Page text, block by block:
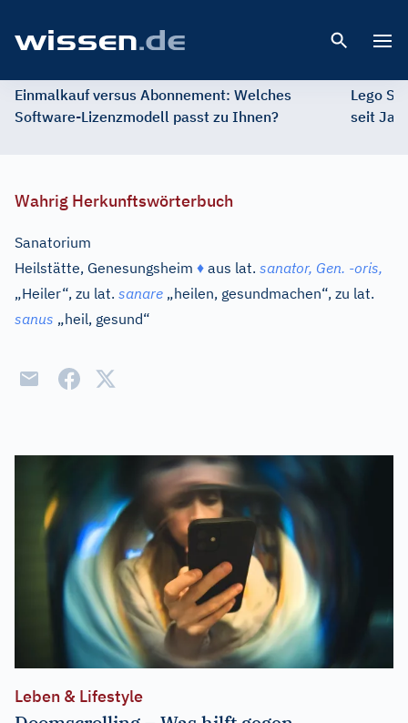
Einmalkauf versus Abonnement: Welches
Software-Lizenzmodell passt zu Ihnen?
Lego
seit
Wahrig Herkunftswörterbuch
Sanatorium
Heilstätte, Genesungsheim ♦ aus lat. sanator, Gen. -oris,
„Heiler“, zu lat. sanare „heilen, gesundmachen“, zu lat.
sanus „heil, gesund“
Leben & Lifestyle